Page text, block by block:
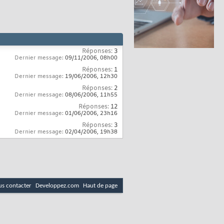
Réponses: 3
Dernier message: 09/11/2006, 08h00
Réponses: 1
Dernier message: 19/06/2006, 12h30
Réponses: 2
Dernier message: 08/06/2006, 11h55
Réponses: 12
Dernier message: 01/06/2006, 23h16
Réponses: 3
Dernier message: 02/04/2006, 19h38
contacter Developpez.com Haut de page